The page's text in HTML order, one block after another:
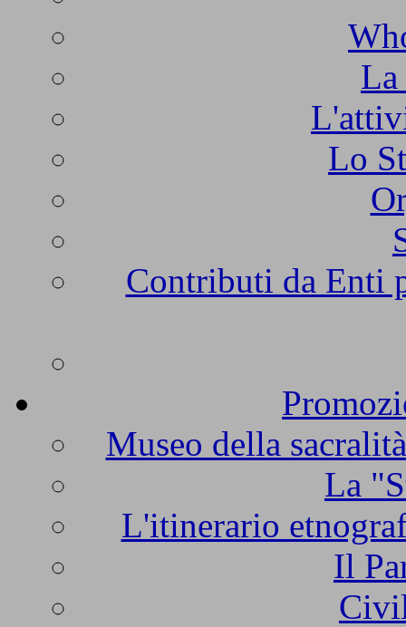
La
Lo
Contributi da Enti
Museo della
La
L'itinerario
Il